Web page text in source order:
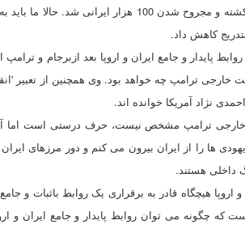
تجهیزات سلاح های شیمیایی به صدام دادید که باعث کشته و
کاهش داد.
و جامع ایران و اروپا بعد ازبرجام و
ترامپ چه خواهد بود. وی همچنین از تعبیر
نژاد آمریکا خوانده اند.
خارجی ترامپ مشخص نیست، حرف درستی است اما
ها را از ایران بیرون می کنم و دور مرزهای
داخلی هستند.
از انقلاب، ایران و اروپا هیچگاه قادر به برقراری یک روابط
چگونه می توان روابط پایدار و جامع ایران و